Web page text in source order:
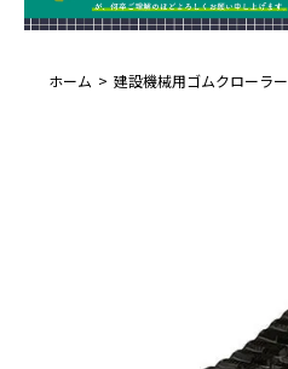
ホーム 建設機械用ゴムクローラー